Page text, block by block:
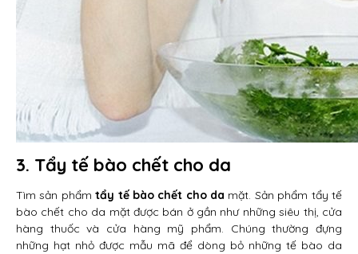
3. Tẩy tế bào chết cho da
Tìm sản phẩmtẩy tế bào chết cho da mặt. Sản phẩm tẩy tế
bào chết cho da mặt được bán ở gần như những siêu thị, cửa
hàng thuốc và cửa hàng mỹ phẩm. Chúng thường đựng
những hạt nhỏ được mẫu mã để dòng bỏ những tế bào da